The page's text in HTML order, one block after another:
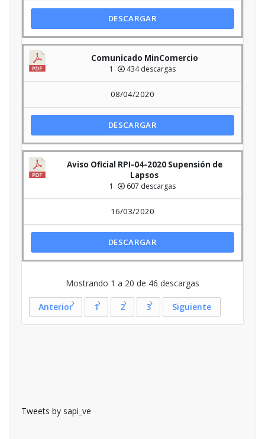
DESCARGAR
Comunicado MinComercio
1 434 descargas
08/04/2020
DESCARGAR
Aviso Oficial RPI-04-2020 Supensión de
Lapsos
1 607 descargas
16/03/2020
DESCARGAR
Mostrando 1 a 20 de 46 descargas
Anterior 1 2 3 Siguiente
Tweets by sapi_ve